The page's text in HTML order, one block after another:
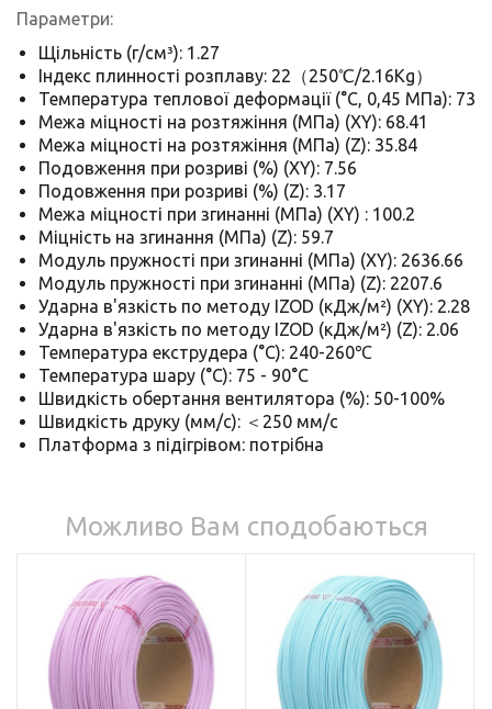
Параметри:
Щільність (г/см³): 1.27
Індекс плинності розплаву: 22（250℃/2.16Kg）
Температура теплової деформації (°C, 0,45 МПа): 73
Межа міцності на розтяжіння (МПа) (XY): 68.41
Межа міцності на розтяжіння (МПа) (Z): 35.84
Подовження при розриві (%) (XY): 7.56
Подовження при розриві (%) (Z): 3.17
Межа міцності при згинанні (МПа) (XY) : 100.2
Міцність на згинання (МПа) (Z): 59.7
Модуль пружності при згинанні (МПа) (XY): 2636.66
Модуль пружності при згинанні (МПа) (Z): 2207.6
Ударна в'язкість по методу IZOD (кДж/м²) (XY): 2.28
Ударна в'язкість по методу IZOD (кДж/м²) (Z): 2.06
Температура екструдера (°C): 240-260℃
Температура шару (°C): 75 - 90°C
Швидкість обертання вентилятора (%): 50-100%
Швидкість друку (мм/с): ＜250 мм/с
Платформа з підігрівом: потрібна
Можливо Вам сподобаються